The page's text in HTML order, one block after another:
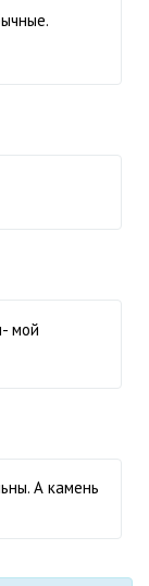
мой
А камень